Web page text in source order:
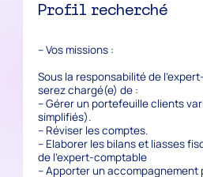
Profil recherché
– Vos missions :
Sous la responsabilité de
serez chargé(e) de :
– Gérer un portefeuille clients
simplifiés).
– Réviser les comptes.
– Elaborer les bilans et liasses
de l’expert-comptable
– Apporter un accompagnement